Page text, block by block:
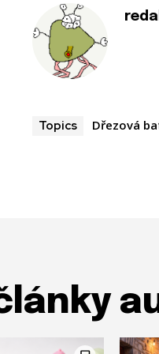
Topics Dřezová